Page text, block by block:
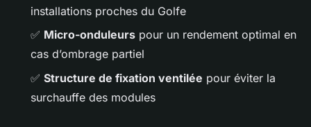
installations proches du Golfe
✅ Micro-onduleurs pour un rendement optimal en
cas d’ombrage partiel
✅ Structure de fixation ventilée pour éviter la
surchauffe des modules